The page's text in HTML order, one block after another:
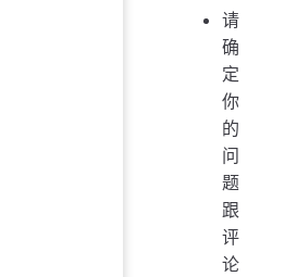
请
确
定
你
的
问
题
跟
评
论